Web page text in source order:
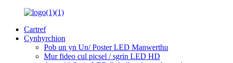
Cartref
Cynhyrchion
Pob un yn Un/ Poster LED Manwerthu
Mur fideo cul picsel / sgrin LED HD